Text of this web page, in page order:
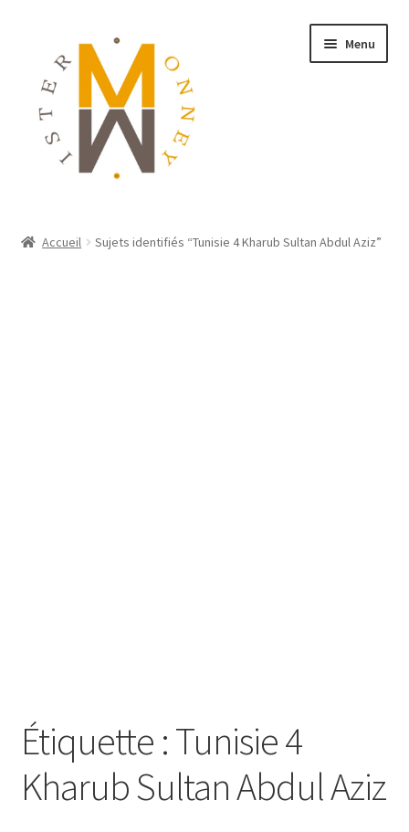
Menu
Accueil Sujets identifiés “Tunisie 4 Kharub Sultan Abdul Aziz”
Étiquette :Tunisie 4
Kharub Sultan Abdul Aziz